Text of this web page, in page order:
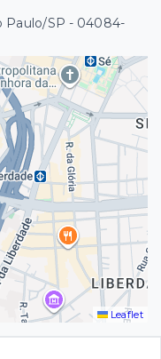
Paulo/SP - 04084-
Leaflet